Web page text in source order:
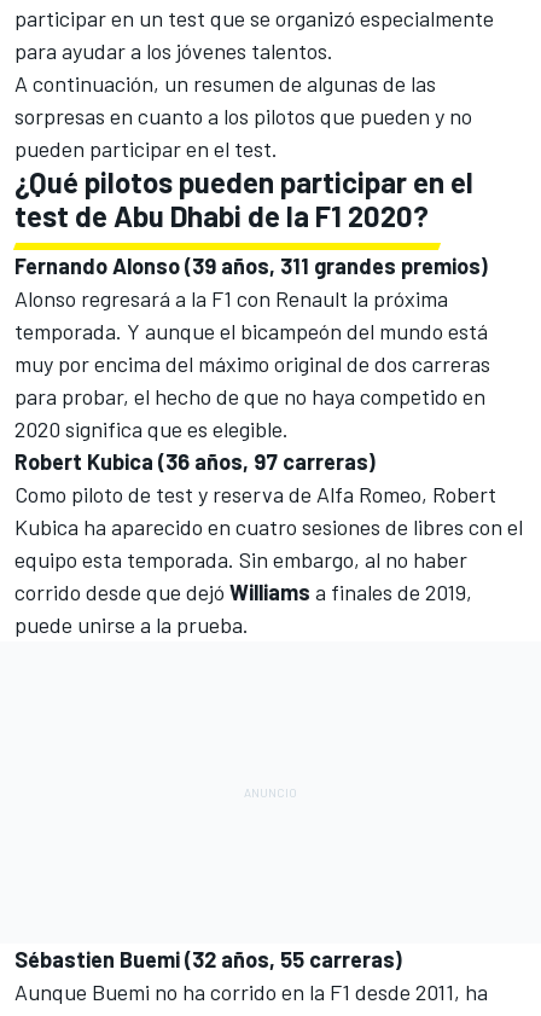
participar en un test que se organizó especialmente
para ayudar a los jóvenes talentos.
A continuación, un resumen de algunas de las
sorpresas en cuanto a los pilotos que pueden y no
pueden participar en el test.
¿Qué pilotos pueden participar en el
test de Abu Dhabi de la F1 2020?
Fernando Alonso (39 años, 311 grandes premios)
Alonso regresará a la F1 con Renault la próxima
temporada. Y aunque el bicampeón del mundo está
muy por encima del máximo original de dos carreras
para probar, el hecho de que no haya competido en
2020 significa que es elegible.
Robert Kubica (36 años, 97 carreras)
Como piloto de test y reserva de Alfa Romeo, Robert
Kubica ha aparecido en cuatro sesiones de libres con el
equipo esta temporada. Sin embargo, al no haber
corrido desde que dejó Williams a finales de 2019,
puede unirse a la prueba.
Sébastien Buemi (32 años, 55 carreras)
Aunque Buemi no ha corrido en la F1 desde 2011, ha